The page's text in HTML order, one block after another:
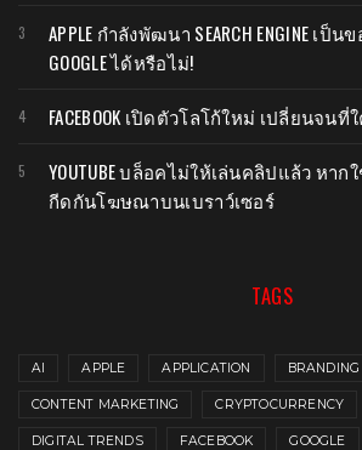
APPLE กำลังพัฒนา SEARCH ENGINE เป็
GOOGLE ได้หรือไม่!
FACEBOOK เปิดตัวโลโก้ใหม่ เปลี่ยนจน
YOUTUBE บล็อคไม่ให้เล่นคลิปแล้ว หากใช้
กีดกันโฆษณาบนเบราว์เซอร์
TAGS
AI APPLE APPLICATION BRANDING
CONTENT MARKETING CRYPTOCURRENCY
DIGITAL TRENDS FACEBOOK GOOGLE